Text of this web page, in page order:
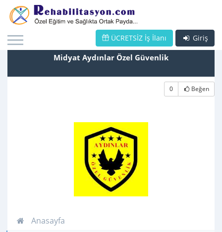
Giriş
ÜCRETSİZ İş İlanı
Midyat Aydınlar Özel Güvenlik
0 Beğen
Anasayfa